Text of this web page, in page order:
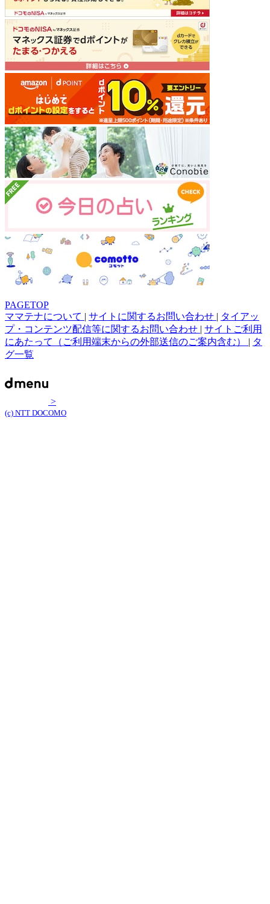
PAGETOP
ママテナについて | サイトに関するお問い合わせ | タイアッ
プ・コンテンツ配信等に関するお問い合わせ | サイトご利用
にあたって（ご利用端末からの外部送信のご案内含む） | タ
グ一覧
>
(c) NTT DOCOMO